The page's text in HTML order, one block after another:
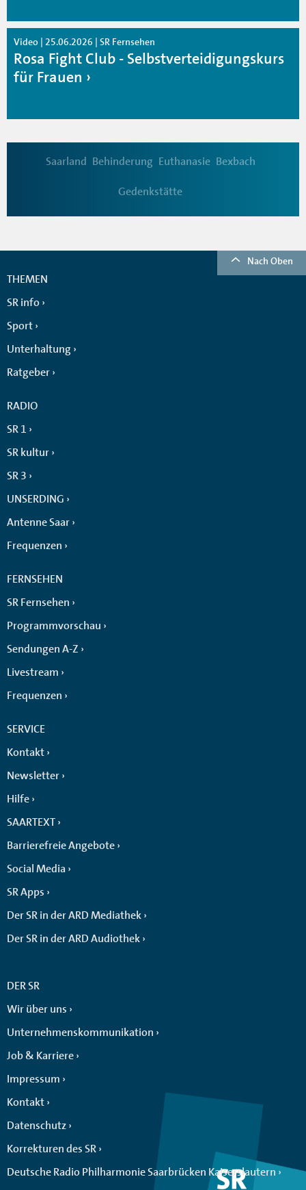
Video | 25.06.2026 | SR Fernsehen
Rosa Fight Club - Selbstverteidigungskurs
für Frauen
Saarland Behinderung Euthanasie Bexbach
Gedenkstätte
Nach Oben
THEMEN
SR info
Sport
Unterhaltung
Ratgeber
RADIO
SR 1
SR kultur
SR 3
UNSERDING
Antenne Saar
Frequenzen
FERNSEHEN
SR Fernsehen
Programmvorschau
Sendungen A-Z
Livestream
Frequenzen
SERVICE
Kontakt
Newsletter
Hilfe
SAARTEXT
Barrierefreie Angebote
Social Media
SR Apps
Der SR in der ARD Mediathek
Der SR in der ARD Audiothek
DER SR
Wir über uns
Unternehmenskommunikation
Job & Karriere
Impressum
Kontakt
Datenschutz
Korrekturen des SR
Deutsche Radio Philharmonie Saarbrücken Kaiserslautern